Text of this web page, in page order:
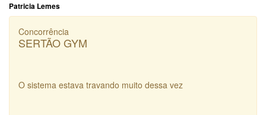
Patricia Lemes
Concorrência
SERTÃO GYM
O sistema estava travando muito dessa vez